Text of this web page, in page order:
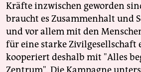
Kräfte inzwischen geworden
braucht es Zusammenhalt und
und vor allem mit den
für eine starke Zivilgesellschaft
kooperiert deshalb mit "Alles